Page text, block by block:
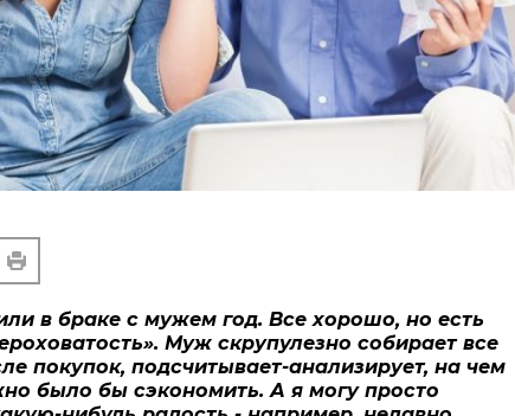
в браке с мужем год. Все хорошо, но есть
Муж скрупулезно собирает все
покупок, подсчитывает-анализирует, на чем
было бы сэкономить. А я могу просто